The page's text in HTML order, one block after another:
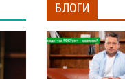
БЛОГИ